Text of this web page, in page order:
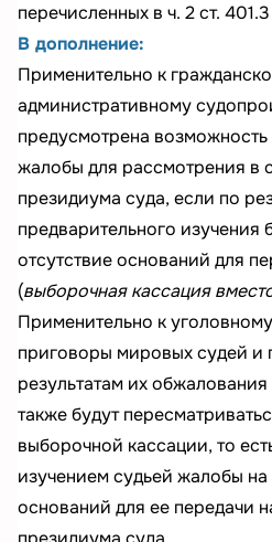
перечисленных в ч. 2 ст.
В дополнение:
Применительно к
административному
предусмотрена возможность
жалобы для рассмотрения в
президиума суда, если по
предварительного изучения
отсутствие оснований для
(выборочная кассация
Применительно к
приговоры мировых судей и
результатам их
также будут
выборочной кассации, то
изучением судьей жалобы
оснований для ее передачи